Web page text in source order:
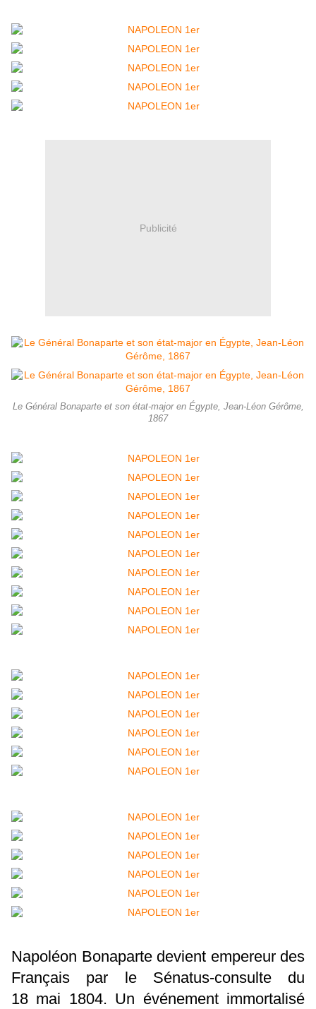
Publicité
Le Général Bonaparte et son état-major en Égypte, Jean-Léon Gérôme,
1867
Napoléon Bonaparte devient empereur des
Français par le Sénatus-consulte du
18 mai 1804. Un événement immortalisé